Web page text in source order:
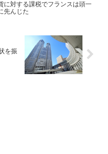
に対する課税でフランスは頭一
先んじた
を振